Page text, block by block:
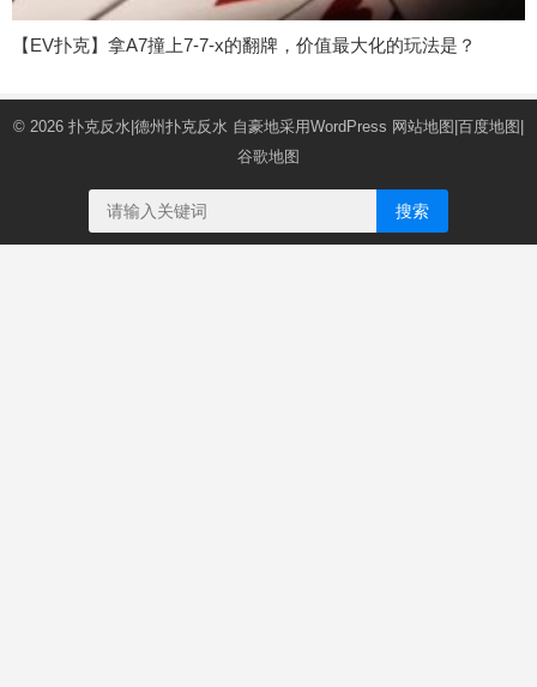
【EV扑克】拿A7撞上7-7-x的翻牌，价值最大化的玩法是？
© 2026 扑克反水|德州扑克反水 自豪地采用WordPress 网站地图|百度地图|
谷歌地图
搜索